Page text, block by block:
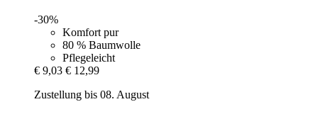
-30%
Komfort pur
80 % Baumwolle
Pflegeleicht
€ 9,03 € 12,99
Zustellung bis 08. August